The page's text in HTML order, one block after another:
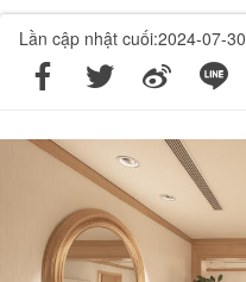
區
Lần cập nhật cuối:2024-07-30